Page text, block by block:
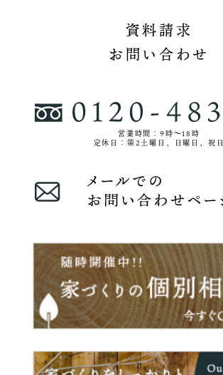
資料請求
お問い合わせ
営業時間：9時〜18時
定休日：第2土曜日、日曜日、祝日